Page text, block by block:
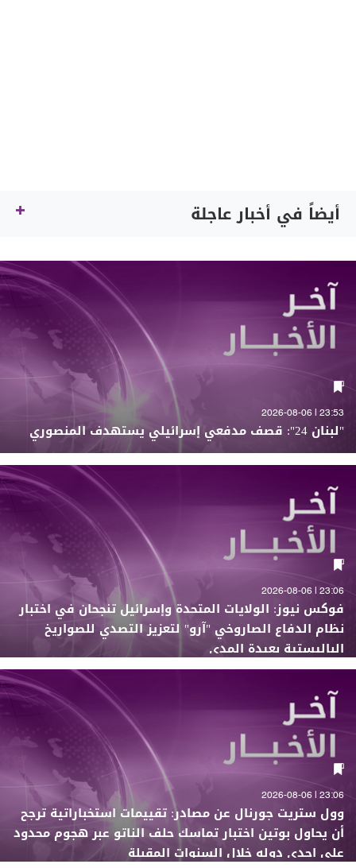
أيضاً في أخبار عاجلة
23:53 | 2026-08-06
"لبنان 24": قصف مدفعي إسرائيلي يستهدف المنصوري
23:06 | 2026-08-06
فوكس نيوز: الولايات المتحدة وإسرائيل تنجحان في اختبار
نظام الدفاع الصاروخي "آرو" لتعزيز التصدي للصواريخ
الباليستية بعيدة المدى
23:06 | 2026-08-06
وول ستريت جورنال عن مصادر: تقييمات استخباراتية ترجح
أن يحاول بوتين اختبار تماسك حلف الناتو عبر هجوم محدود
على إحدى دوله خلال السنوات المقبلة